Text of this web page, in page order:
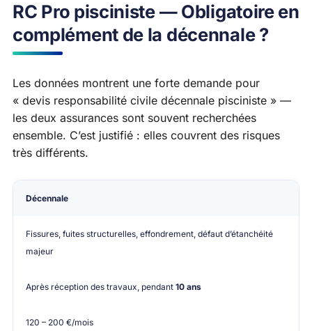
RC Pro pisciniste — Obligatoire en
complément de la décennale ?
Les données montrent une forte demande pour
« devis responsabilité civile décennale pisciniste » —
les deux assurances sont souvent recherchées
ensemble. C’est justifié : elles couvrent des risques
très différents.
Assurance
Décennale
Fissures, fuites structurelles, effondrement, défaut d’étanchéité
majeur
Après réception des travaux, pendant 10 ans
120 – 200 €/mois